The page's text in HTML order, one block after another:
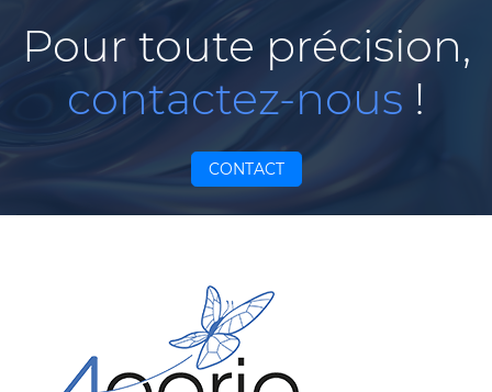
Pour toute précision,
contactez-nous !
CONTACT